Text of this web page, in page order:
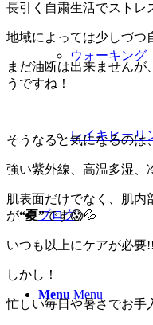
ウォーキング
レイキヒーリ
ブログ
Menu Menu
長引く自粛生活でストレ
地域によっては少しづつ
まだ油断は出来ません
うですね！
そうなると気になるのは
強い紫外線、高温多湿、
肌表面だけでなく、肌内
が“夏”です😱💦
いつも以上にケアが必要!!
しかし！
忙しい毎日や暑さでお手